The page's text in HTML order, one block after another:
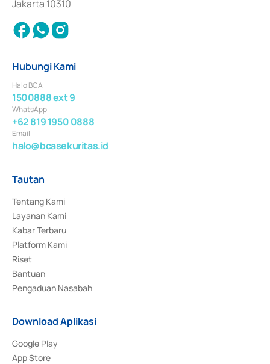
Jakarta 10310
Hubungi Kami
Halo BCA
1500888 ext 9
WhatsApp
+62 819 1950 0888
Email
halo@bcasekuritas.id
Tautan
Tentang Kami
Layanan Kami
Kabar Terbaru
Platform Kami
Riset
Bantuan
Pengaduan Nasabah
Download Aplikasi
Google Play
App Store